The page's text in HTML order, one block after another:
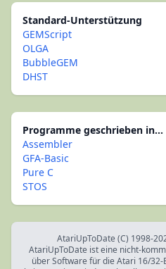
Standard-Unterstützung
GEMScript
OLGA
BubbleGEM
DHST
Programme geschrieben in...
Assembler
GFA-Basic
Pure C
STOS
AtariUpToDate (C) 1998-
AtariUpToDate ist eine nicht-
über Software für die Atari 16/